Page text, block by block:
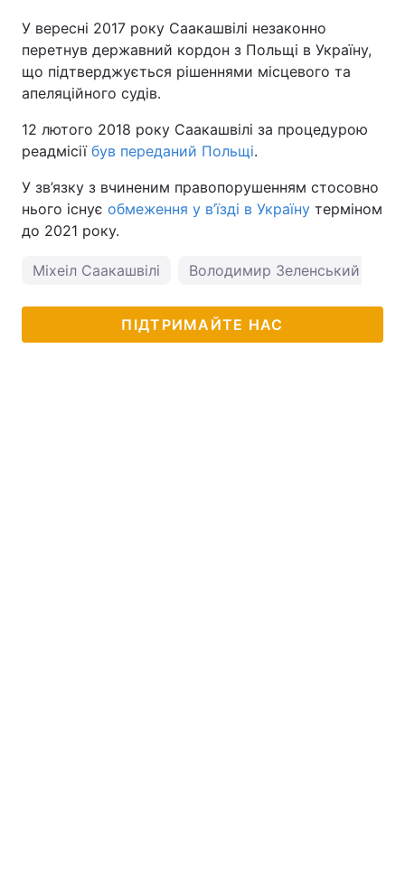
У вересні 2017 року Саакашвілі незаконно
перетнув державний кордон з Польщі в Україну,
що підтверджується рішеннями місцевого та
апеляційного судів.
12 лютого 2018 року Саакашвілі за процедурою
реадмісії був переданий Польщі.
У зв’язку з вчиненим правопорушенням стосовно
нього існує обмеження у в’їзді в Україну терміном
до 2021 року.
Міхеіл Саакашвілі Володимир Зеленський
ПІДТРИМАЙТЕ НАС